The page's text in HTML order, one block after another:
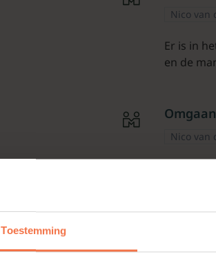
Toestemming
Nico van
Er is in
en de
Nico van
‘Angst’
kunt